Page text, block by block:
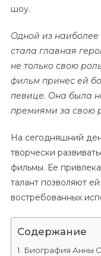
шоу.
Одной из
стала главная
не только свою
фильм принес ей
певице. Она была
премиями за свою
На сегодняшний
творчески
фильмы. Ее
талант позволяют
востребованных
Содержание
Биография Анны